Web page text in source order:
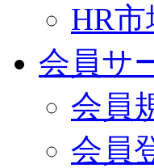
HR
会員サ
会員
会員